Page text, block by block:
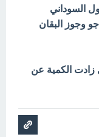
السوداني
وجوز البقان
زادت الكمية عن